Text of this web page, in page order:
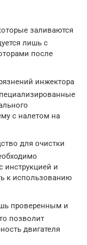
заливаются
лишь с
после
инжектора
с налетом на
для очистки
инструкцией и
к использованию
проверенным и
позволит
двигателя